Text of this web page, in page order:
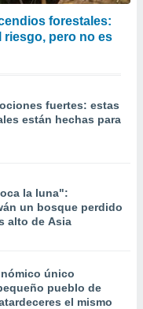
forestales:
riesgo, pero no es
fuertes: estas
están hechas para
la luna":
un bosque perdido
alto de Asia
único
pueblo de
el mismo